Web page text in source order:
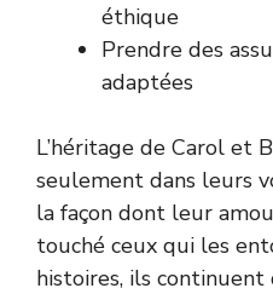
éthique
Prendre des
adaptées
L’héritage de Carol et
seulement dans leurs
la façon dont leur
touché ceux qui les
histoires, ils continuent